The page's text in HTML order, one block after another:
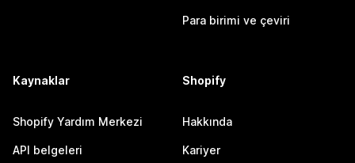
Para birimi ve çeviri
Kaynaklar
Shopify Yardım Merkezi
API belgeleri
Shopify
Hakkında
Kariyer